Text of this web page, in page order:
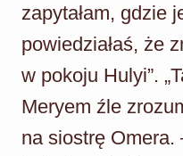
zapytałam, gdzie
powiedziałaś, że
w pokoju Hulyi”.
Meryem źle
na siostrę Omera.